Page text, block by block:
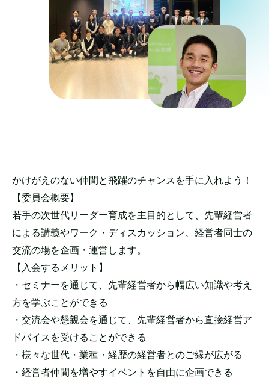
かけがえのない仲間と飛躍のチャンスを手に入れよう！
【委員会概要】
若手の次世代リーダー育成を主目的として、先輩経営者
による講義やワーク・ディスカッション、経営者同士の
交流の場を企画・運営します。
【入会するメリット】
・セミナーを通じて、先輩経営者から幅広い知識や考え
方を学ぶことができる
・交流会や懇親会を通じて、先輩経営者から直接経営ア
ドバイスを受けることができる
・様々な世代・業種・経歴の経営者とのご縁が広がる
・経営者仲間を増やすイベントを自由に企画できる